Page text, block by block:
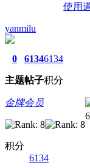
使用
yanmilu
0
主题
6134
帖子
6134
积分
金牌会员
积分
6134